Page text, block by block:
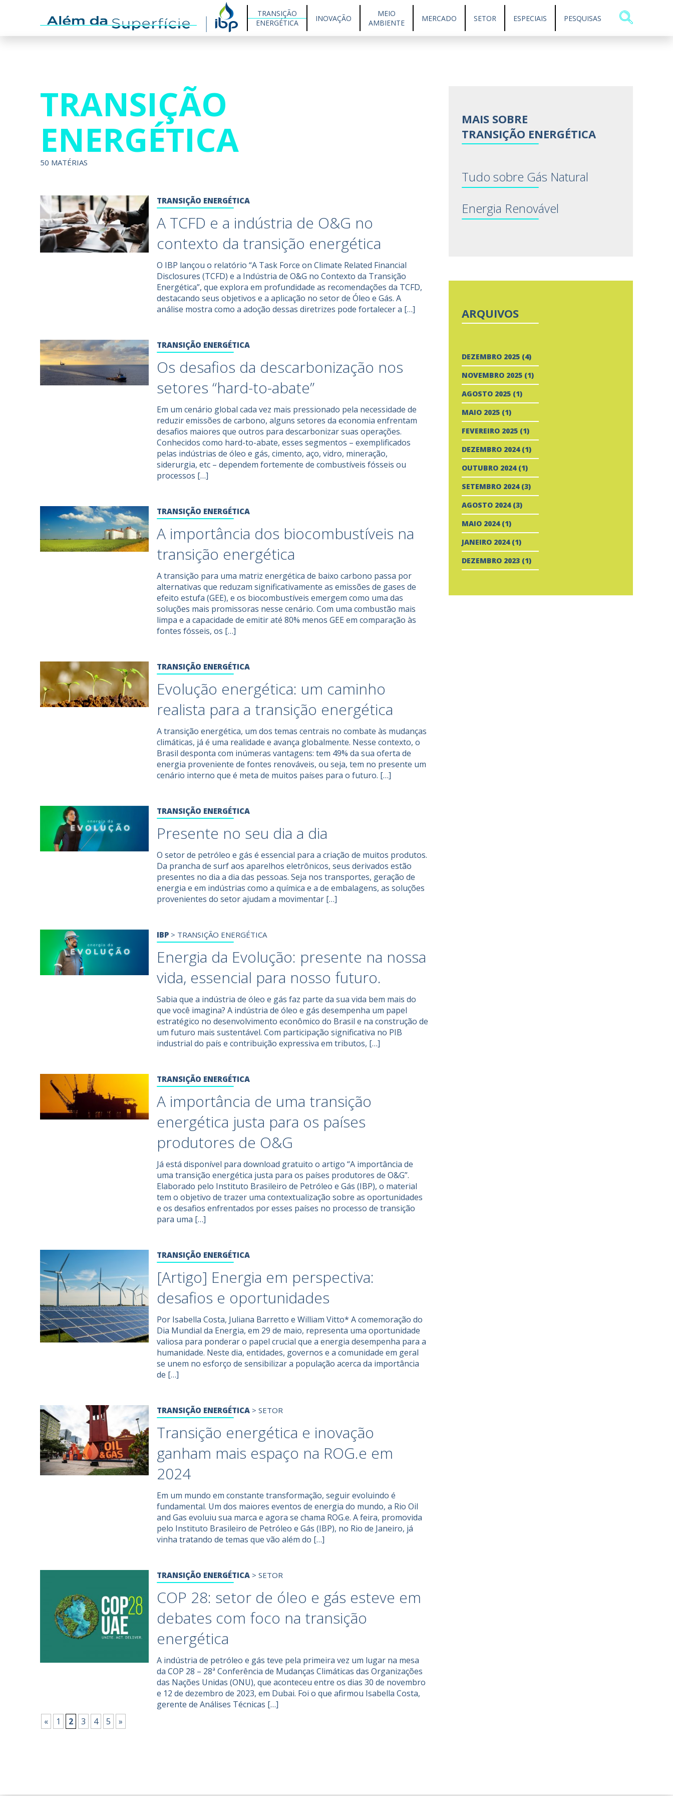
TRANSIÇÃO
ENERGÉTICA
INOVAÇÃO
MEIO
AMBIENTE
MERCADO SETOR ESPECIAIS PESQUISAS
TRANSIÇÃO
ENERGÉTICA
50 MATÉRIAS
TRANSIÇÃO ENERGÉTICA
A TCFD e a indústria de O&G no
contexto da transição energética
O IBP lançou o relatório “A Task Force on Climate Related Financial
Disclosures (TCFD) e a Indústria de O&G no Contexto da Transição
Energética”, que explora em profundidade as recomendações da TCFD,
destacando seus objetivos e a aplicação no setor de Óleo e Gás. A
análise mostra como a adoção dessas diretrizes pode fortalecer a […]
TRANSIÇÃO ENERGÉTICA
Os desafios da descarbonização nos
setores “hard-to-abate”
Em um cenário global cada vez mais pressionado pela necessidade de
reduzir emissões de carbono, alguns setores da economia enfrentam
desafios maiores que outros para descarbonizar suas operações.
Conhecidos como hard-to-abate, esses segmentos – exemplificados
pelas indústrias de óleo e gás, cimento, aço, vidro, mineração,
siderurgia, etc – dependem fortemente de combustíveis fósseis ou
processos […]
TRANSIÇÃO ENERGÉTICA
A importância dos biocombustíveis na
transição energética
A transição para uma matriz energética de baixo carbono passa por
alternativas que reduzam significativamente as emissões de gases de
efeito estufa (GEE), e os biocombustíveis emergem como uma das
soluções mais promissoras nesse cenário. Com uma combustão mais
limpa e a capacidade de emitir até 80% menos GEE em comparação às
fontes fósseis, os […]
TRANSIÇÃO ENERGÉTICA
Evolução energética: um caminho
realista para a transição energética
A transição energética, um dos temas centrais no combate às mudanças
climáticas, já é uma realidade e avança globalmente. Nesse contexto, o
Brasil desponta com inúmeras vantagens: tem 49% da sua oferta de
energia proveniente de fontes renováveis, ou seja, tem no presente um
cenário interno que é meta de muitos países para o futuro. […]
TRANSIÇÃO ENERGÉTICA
Presente no seu dia a dia
O setor de petróleo e gás é essencial para a criação de muitos produtos.
Da prancha de surf aos aparelhos eletrônicos, seus derivados estão
presentes no dia a dia das pessoas. Seja nos transportes, geração de
energia e em indústrias como a química e a de embalagens, as soluções
provenientes do setor ajudam a movimentar […]
IBP > TRANSIÇÃO ENERGÉTICA
Energia da Evolução: presente na nossa
vida, essencial para nosso futuro.
Sabia que a indústria de óleo e gás faz parte da sua vida bem mais do
que você imagina? A indústria de óleo e gás desempenha um papel
estratégico no desenvolvimento econômico do Brasil e na construção de
um futuro mais sustentável. Com participação significativa no PIB
industrial do país e contribuição expressiva em tributos, […]
TRANSIÇÃO ENERGÉTICA
A importância de uma transição
energética justa para os países
produtores de O&G
Já está disponível para download gratuito o artigo “A importância de
uma transição energética justa para os países produtores de O&G”.
Elaborado pelo Instituto Brasileiro de Petróleo e Gás (IBP), o material
tem o objetivo de trazer uma contextualização sobre as oportunidades
e os desafios enfrentados por esses países no processo de transição
para uma […]
TRANSIÇÃO ENERGÉTICA
[Artigo] Energia em perspectiva:
desafios e oportunidades
Por Isabella Costa, Juliana Barretto e William Vitto* A comemoração do
Dia Mundial da Energia, em 29 de maio, representa uma oportunidade
valiosa para ponderar o papel crucial que a energia desempenha para a
humanidade. Neste dia, entidades, governos e a comunidade em geral
se unem no esforço de sensibilizar a população acerca da importância
de […]
TRANSIÇÃO ENERGÉTICA >SETOR
Transição energética e inovação
ganham mais espaço na ROG.e em
2024
Em um mundo em constante transformação, seguir evoluindo é
fundamental. Um dos maiores eventos de energia do mundo, a Rio Oil
and Gas evoluiu sua marca e agora se chama ROG.e. A feira, promovida
pelo Instituto Brasileiro de Petróleo e Gás (IBP), no Rio de Janeiro, já
vinha tratando de temas que vão além do […]
TRANSIÇÃO ENERGÉTICA >SETOR
COP 28: setor de óleo e gás esteve em
debates com foco na transição
energética
A indústria de petróleo e gás teve pela primeira vez um lugar na mesa
da COP 28 – 28ª Conferência de Mudanças Climáticas das Organizações
das Nações Unidas (ONU), que aconteceu entre os dias 30 de novembro
e 12 de dezembro de 2023, em Dubai. Foi o que afirmou Isabella Costa,
gerente de Análises Técnicas […]
«
1 2 3 4 5 »
MAIS SOBRE
TRANSIÇÃO ENERGÉTICA
Tudo sobre Gás Natural
Energia Renovável
ARQUIVOS
DEZEMBRO 2025 (4)
NOVEMBRO 2025 (1)
AGOSTO 2025 (1)
MAIO 2025 (1)
FEVEREIRO 2025 (1)
DEZEMBRO 2024(1)
OUTUBRO 2024(1)
SETEMBRO 2024(3)
AGOSTO 2024(3)
MAIO 2024(1)
JANEIRO 2024(1)
DEZEMBRO 2023 (1)